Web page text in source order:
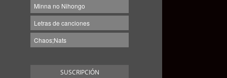
Minna no Nihongo
Letras de canciones
Chaos;Nats
SUSCRIPCIÓN